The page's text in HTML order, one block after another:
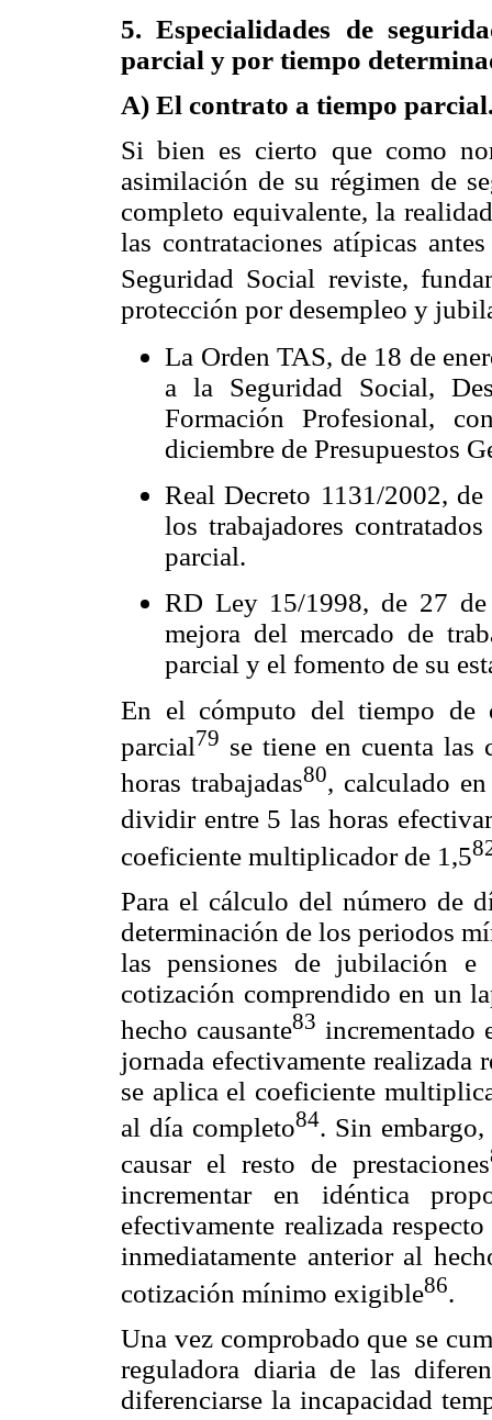
5. Especialidades de
parcial y por tiempo
A) El contrato a tiempo
Si bien es cierto que como
asimilación de su régimen de
completo equivalente, la
las contrataciones atípicas
Seguridad Social reviste,
protección por desempleo y
La Orden TAS, de 18 de
a la Seguridad Social,
Formación Profesional,
diciembre de Presupuestos
Real Decreto 1131/2002,
los trabajadores
parcial.
RD Ley 15/1998, de 27 de
mejora del mercado de
parcial y el fomento de su
En el cómputo del tiempo de
parcial79 se tiene en cuenta las
horas trabajadas80, calculado
dividir entre 5 las horas
coeficiente multiplicador de 1,5
Para el cálculo del número de
determinación de los periodos
las pensiones de jubilación e
cotización comprendido en un
hecho causante83 incrementado
jornada efectivamente realizada
se aplica el coeficiente
al día completo84. Sin
causar el resto de prestaciones
incrementar en idéntica
efectivamente realizada
inmediatamente anterior al
cotización mínimo exigible86.
Una vez comprobado que se
reguladora diaria de las
diferenciarse la incapacidad